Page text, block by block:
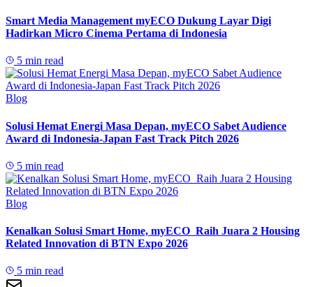
Smart Media Management myECO Dukung Layar Digi
Hadirkan Micro Cinema Pertama di Indonesia
5 min read
Blog
Solusi Hemat Energi Masa Depan, myECO Sabet Audience
Award di Indonesia-Japan Fast Track Pitch 2026
5 min read
Blog
Kenalkan Solusi Smart Home, myECO Raih Juara 2 Housing
Related Innovation di BTN Expo 2026
5 min read